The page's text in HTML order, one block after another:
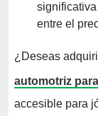
significativa
entre el
¿Deseas
automotriz
accesible para